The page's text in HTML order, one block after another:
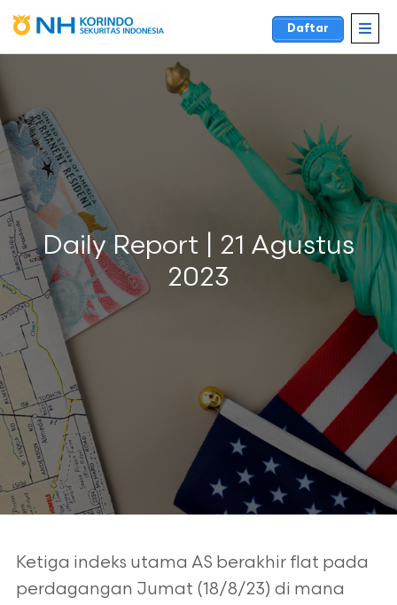
Daftar
Daily Report | 21 Agustus
2023
Ketiga indeks utama AS berakhir flat pada
perdagangan Jumat (18/8/23) di mana